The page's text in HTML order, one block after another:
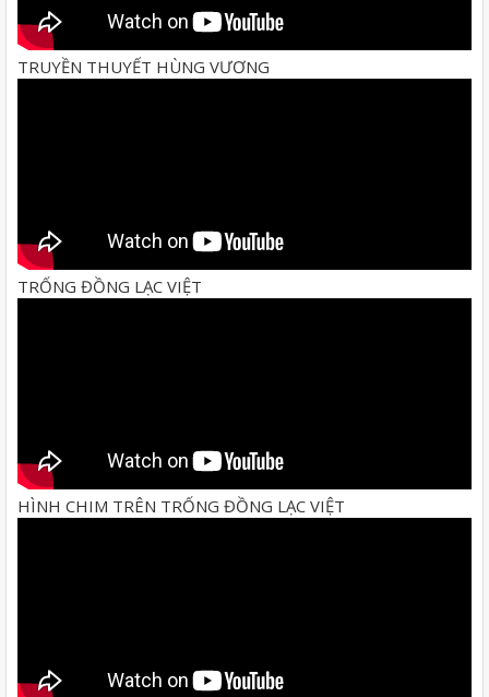
TRUYỀN THUYẾT HÙNG VƯƠNG
TRỐNG ĐỒNG LẠC VIỆT
HÌNH CHIM TRÊN TRỐNG ĐỒNG LẠC VIỆT